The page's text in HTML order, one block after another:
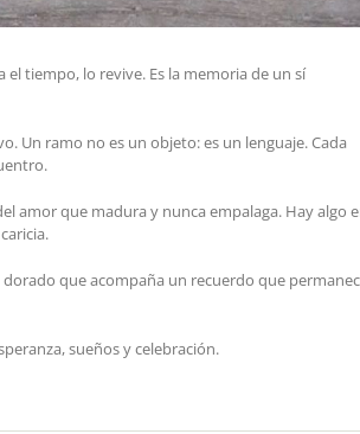
tiempo, lo revive. Es la memoria de un sí
Un ramo no es un objeto: es un lenguaje. Cada
amor que madura y nunca empalaga. Hay algo
que acompaña un recuerdo que
sueños y celebración.